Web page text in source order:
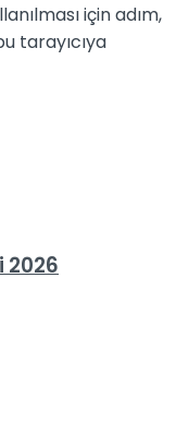
için adım,
tarayıcıya
2026